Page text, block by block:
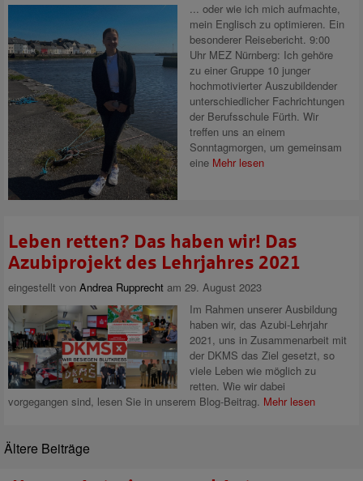
... oder wie ich mich aufmachte,
mein Englisch zu optimieren. Ein
besonderer Reisebericht. 9:00
Uhr MEZ Nürnberg: Ich gehöre
zu einer Gruppe 10 junger
hochmotivierter Auszubildender
unterschiedlicher Fachrichtungen
der Berufsschule Fürth. Wir
treffen uns an einem
Sonntagmorgen, um gemeinsam
eine Mehr lesen
Leben retten? Das haben wir! Das
Azubiprojekt des Lehrjahres 2021
eingestellt von Andrea Rupprecht am 29. August 2023
Im Rahmen unserer Ausbildung
haben wir, das Azubi-Lehrjahr
2021, uns in Zusammenarbeit mit
der DKMS das Ziel gesetzt, so
viele Leben wie möglich zu
retten. Wie wir dabei
vorgegangen sind, lesen Sie in unserem Blog-Beitrag. Mehr lesen
Ältere Beiträge